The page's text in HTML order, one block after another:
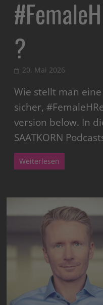
?
20. Mai 2026
Wie stellt man
sicher,
version below. In
SAATKORN
Weiterlesen